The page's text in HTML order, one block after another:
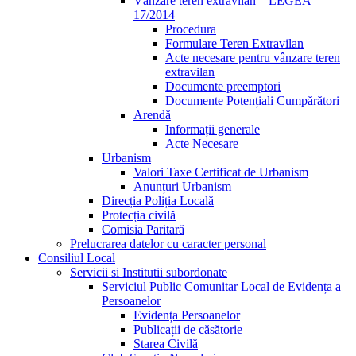
17/2014
Procedura
Formulare Teren Extravilan
Acte necesare pentru vânzare teren
extravilan
Documente preemptori
Documente Potențiali Cumpărători
Arendă
Informații generale
Acte Necesare
Urbanism
Valori Taxe Certificat de Urbanism
Anunțuri Urbanism
Direcția Poliția Locală
Protecția civilă
Comisia Paritară
Prelucrarea datelor cu caracter personal
Consiliul Local
Servicii si Institutii subordonate
Serviciul Public Comunitar Local de Evidența a
Persoanelor
Evidența Persoanelor
Publicații de căsătorie
Starea Civilă